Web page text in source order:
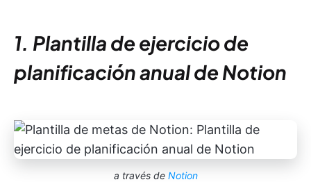
1. Plantilla de ejercicio de
planificación anual de Notion
a través de Notion